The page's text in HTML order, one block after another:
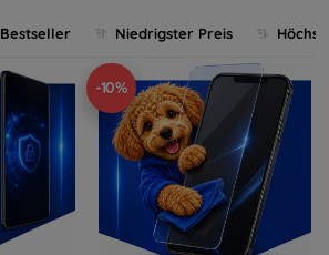
Bestseller Niedrigster Preis
-10%